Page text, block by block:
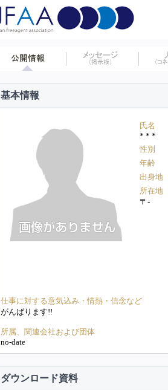
基本情報
氏名
* * *
性別
年齢
出身地
所在地
〒-
仕事に対する意気込み・情熱・信念など
がんばります!!
所属、関連会社および団体
no-date
ダウンロード資料